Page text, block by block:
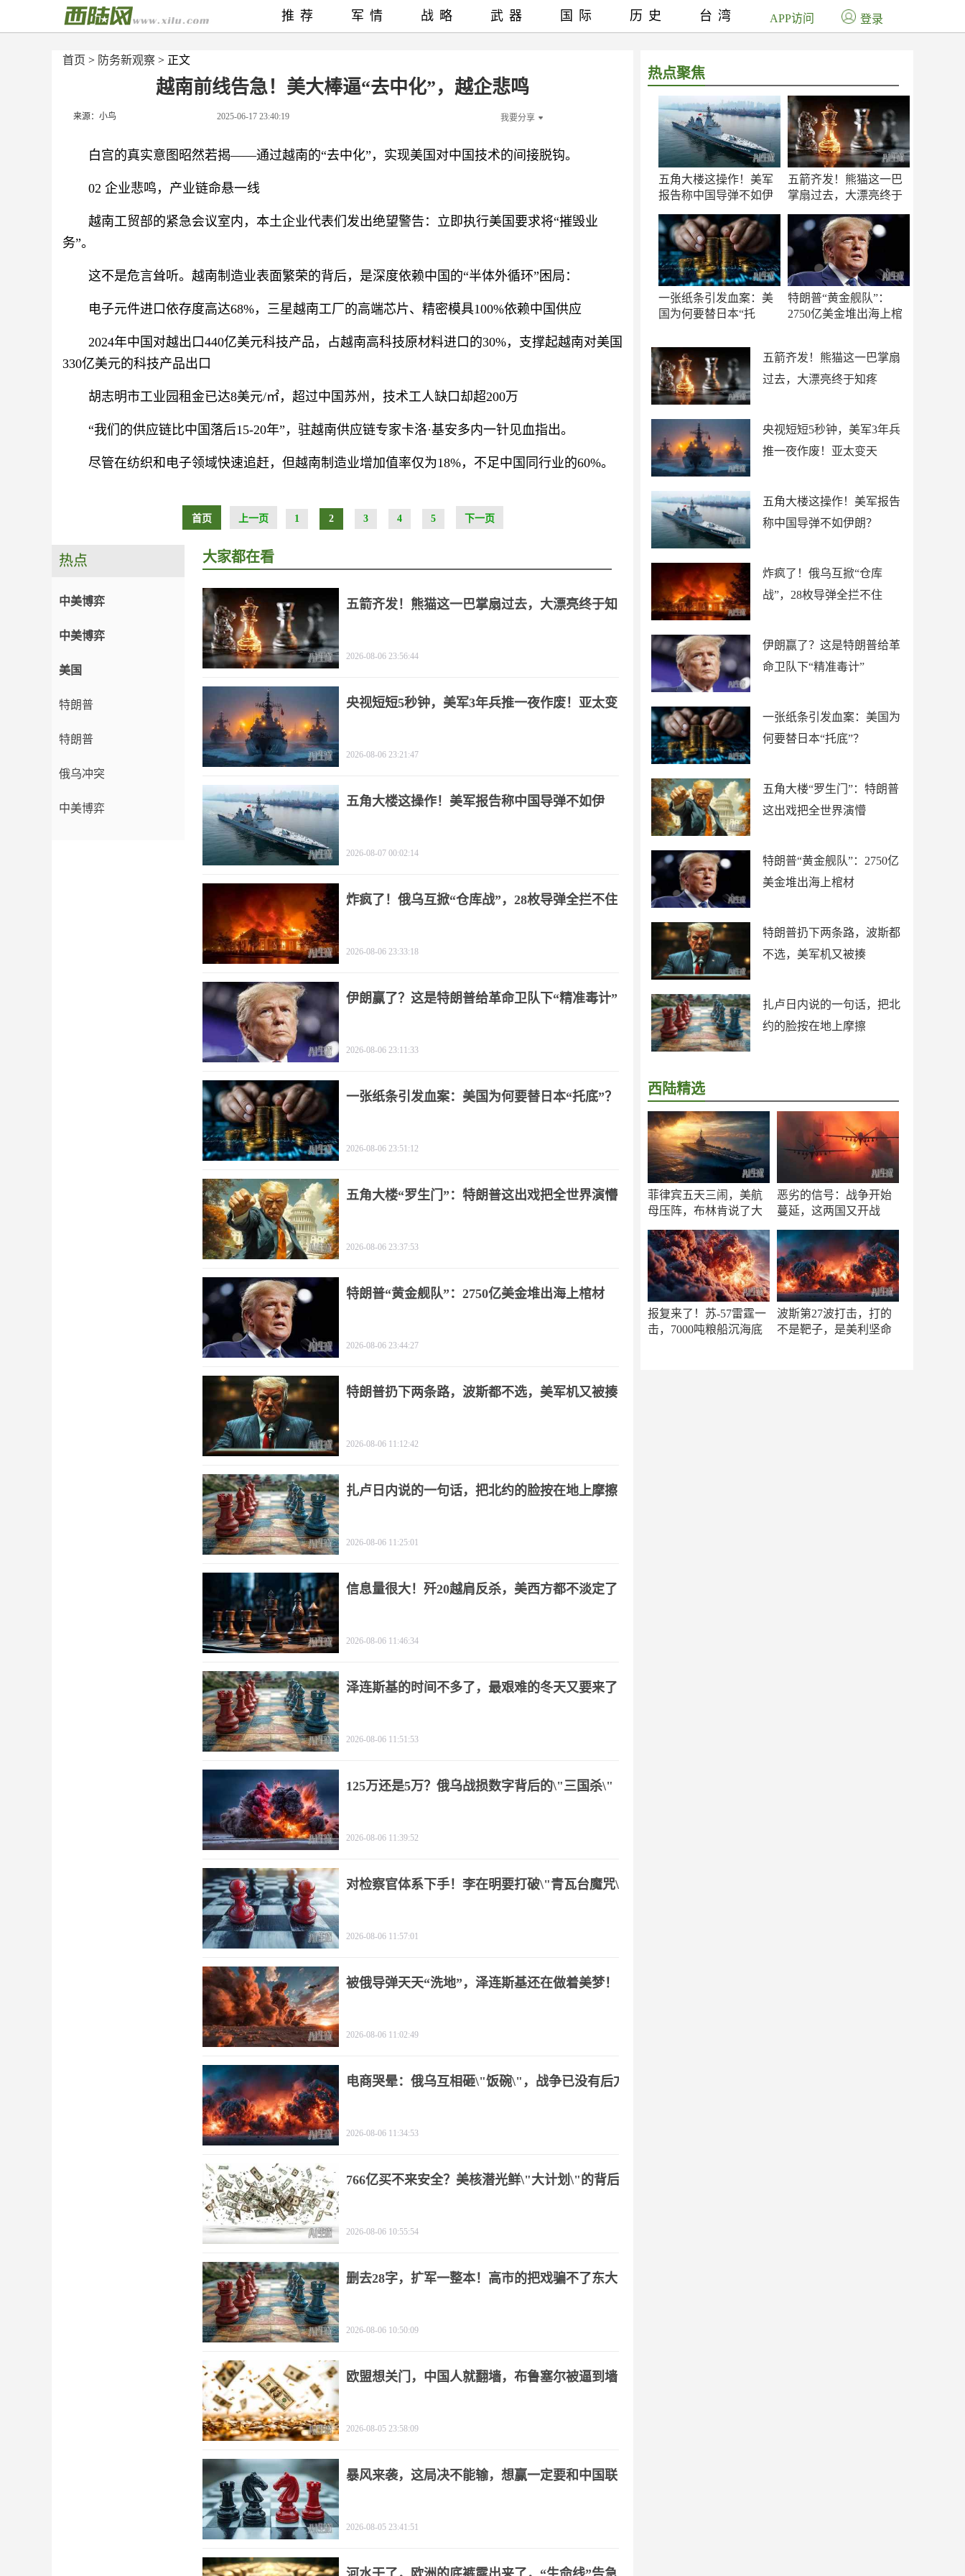
首页 > 防务新观察 > 正文
越南前线告急！美大棒逼“去中化”，越企悲鸣
来源：小鸟 2025-06-17 23:40:19 我要分享
白宫的真实意图昭然若揭——通过越南的“去中化”，实现美国对中国技术的间接脱钩。
02 企业悲鸣，产业链命悬一线
越南工贸部的紧急会议室内，本土企业代表们发出绝望警告：立即执行美国要求将“摧毁业
务”。
这不是危言耸听。越南制造业表面繁荣的背后，是深度依赖中国的“半体外循环”困局：
电子元件进口依存度高达68%，三星越南工厂的高端芯片、精密模具100%依赖中国供应
2024年中国对越出口440亿美元科技产品，占越南高科技原材料进口的30%，支撑起越南对美国
330亿美元的科技产品出口
胡志明市工业园租金已达8美元/㎡，超过中国苏州，技术工人缺口却超200万
“我们的供应链比中国落后15-20年”，驻越南供应链专家卡洛·基安多内一针见血指出。
尽管在纺织和电子领域快速追赶，但越南制造业增加值率仅为18%，不足中国同行业的60%。
首页 上一页 1 2 3 4 5 下一页
热点聚焦
五角大楼这操作！美军
报告称中国导弹不如伊
五箭齐发！熊猫这一巴
掌扇过去，大漂亮终于
一张纸条引发血案：美
国为何要替日本“托
特朗普“黄金舰队”：
2750亿美金堆出海上棺
五箭齐发！熊猫这一巴掌扇
过去，大漂亮终于知疼
央视短短5秒钟，美军3年兵
推一夜作废！亚太变天
五角大楼这操作！美军报告
称中国导弹不如伊朗？
炸疯了！俄乌互掀“仓库
战”，28枚导弹全拦不住
伊朗赢了？这是特朗普给革
命卫队下“精准毒计”
一张纸条引发血案：美国为
何要替日本“托底”？
五角大楼“罗生门”：特朗普
这出戏把全世界演懵
特朗普“黄金舰队”：2750亿
美金堆出海上棺材
特朗普扔下两条路，波斯都
不选，美军机又被揍
扎卢日内说的一句话，把北
约的脸按在地上摩擦
西陆精选
菲律宾五天三闹，美航
母压阵，布林肯说了大
恶劣的信号：战争开始
蔓延，这两国又开战
报复来了！苏-57雷霆一
击，7000吨粮船沉海底
波斯第27波打击，打的
不是靶子，是美利坚命
推荐 军情 战略 武器 国际 历史 台湾 APP访问 登录
热点
中美博弈
中美博弈
美国
特朗普
特朗普
俄乌冲突
中美博弈
大家都在看
五箭齐发！熊猫这一巴掌扇过去，大漂亮终于知
2026-08-06 23:56:44
央视短短5秒钟，美军3年兵推一夜作废！亚太变
2026-08-06 23:21:47
五角大楼这操作！美军报告称中国导弹不如伊
2026-08-07 00:02:14
炸疯了！俄乌互掀“仓库战”，28枚导弹全拦不住
2026-08-06 23:33:18
伊朗赢了？这是特朗普给革命卫队下“精准毒计”
2026-08-06 23:11:33
一张纸条引发血案：美国为何要替日本“托底”？
2026-08-06 23:51:12
五角大楼“罗生门”：特朗普这出戏把全世界演懵
2026-08-06 23:37:53
特朗普“黄金舰队”：2750亿美金堆出海上棺材
2026-08-06 23:44:27
特朗普扔下两条路，波斯都不选，美军机又被揍
2026-08-06 11:12:42
扎卢日内说的一句话，把北约的脸按在地上摩擦
2026-08-06 11:25:01
信息量很大！歼20越肩反杀，美西方都不淡定了
2026-08-06 11:46:34
泽连斯基的时间不多了，最艰难的冬天又要来了
2026-08-06 11:51:53
125万还是5万？俄乌战损数字背后的\"三国杀\"
2026-08-06 11:39:52
对检察官体系下手！李在明要打破\"青瓦台魔咒\"
2026-08-06 11:57:01
被俄导弹天天“洗地”，泽连斯基还在做着美梦！
2026-08-06 11:02:49
电商哭晕：俄乌互相砸\"饭碗\"，战争已没有后方
2026-08-06 11:34:53
766亿买不来安全？美核潜光鲜\"大计划\"的背后
2026-08-06 10:55:54
删去28字，扩军一整本！高市的把戏骗不了东大
2026-08-06 10:50:09
欧盟想关门，中国人就翻墙，布鲁塞尔被逼到墙
2026-08-05 23:58:09
暴风来袭，这局决不能输，想赢一定要和中国联
2026-08-05 23:41:51